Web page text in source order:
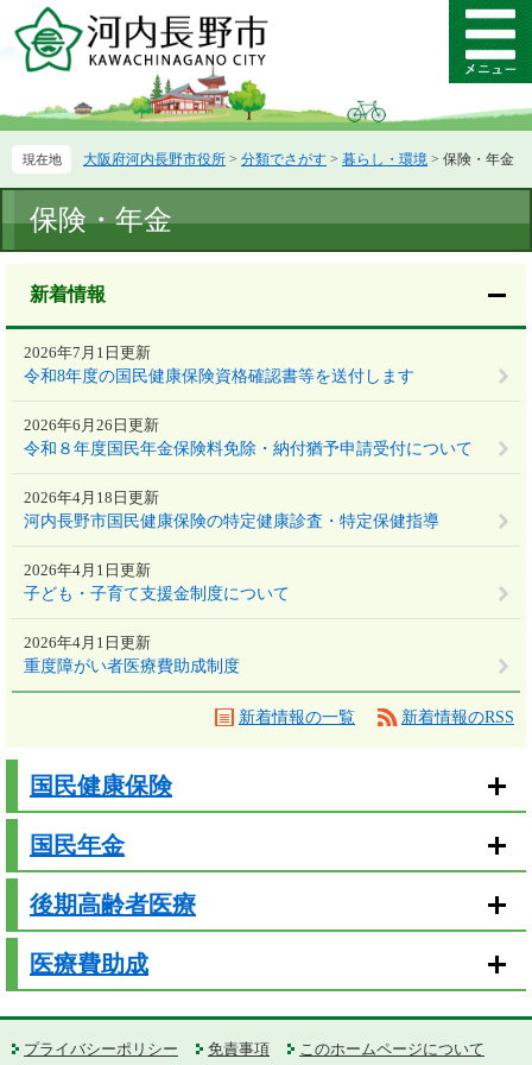
ー
先
す。
ニ
を
し
メ
ニ
ー
大阪府河内長野市役所 > 分類でさがす > 暮らし・環境 > 保険・年金
文
保険・年金
新着情報
令和8年度の国民健康保険資格確認書等を送付します
2026年7月1日更新
令和８年度国民年金保険料免除・納付猶予申請受付について
2026年6月26日更新
河内長野市国民健康保険の特定健康診査・特定保健指導
2026年4月18日更新
子ども・子育て支援金制度について
2026年4月1日更新
重度障がい者医療費助成制度
2026年4月1日更新
新着情報の一覧 新着情報のRSS
国民健康保険
国民年金
後期高齢者医療
医療費助成
プライバシーポリシー 免責事項 このホームページについて